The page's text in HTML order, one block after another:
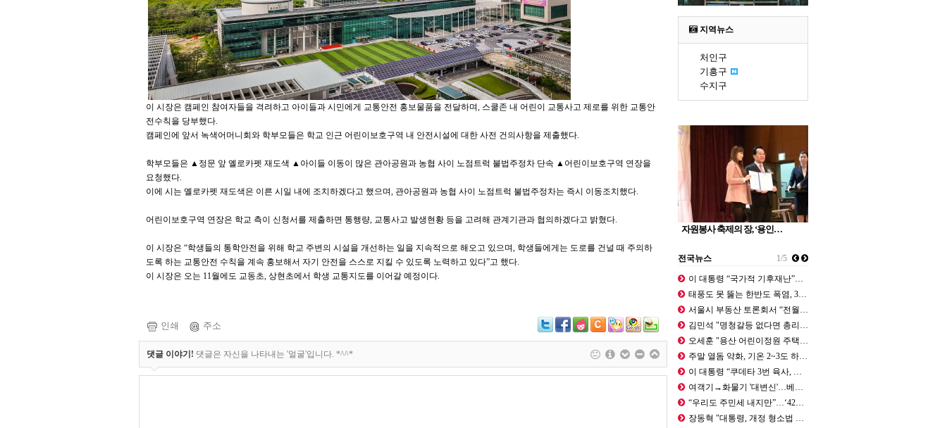
지역뉴스
처인구
기흥구
수지구
자원봉사 축제의 장, ‘용인…
1/5
전국뉴스
이 대통령 “국가적 기후재난”…폭염 …
태풍도 못 뚫는 한반도 폭염, 3개 …
서울시 부동산 토론회서 “전월세 매물…
김민석 "명청갈등 없다면 총리 그만뒀…
오세훈 "용산 어린이정원 주택 공급,…
주말 열돔 약화, 기온 2~3도 하강…
이 대통령 “쿠데타 3번 육사, 책임…
여객기→화물기 '대변신'…베일 벗은 …
“우리도 주민세 내지만”…‘42도’ …
장동혁 "대통령, 개정 형소법 안 읽…
이 시장은 캠페인 참여자들을 격려하고 아이들과 시민에게 교통안전 홍보물품을 전달하며, 스쿨존 내 어린이 교통사고 제로를 위한 교통안
전수칙을 당부했다.
캠페인에 앞서 녹색어머니회와 학부모들은 학교 인근 어린이보호구역 내 안전시설에 대한 사전 건의사항을 제출했다.
학부모들은 ▲정문 앞 옐로카펫 재도색 ▲아이들 이동이 많은 관아공원과 농협 사이 노점트럭 불법주정차 단속 ▲어린이보호구역 연장을
요청했다.
이에 시는 옐로카펫 재도색은 이른 시일 내에 조치하겠다고 했으며, 관아공원과 농협 사이 노점트럭 불법주정차는 즉시 이동조치했다.
어린이보호구역 연장은 학교 측이 신청서를 제출하면 통행량, 교통사고 발생현황 등을 고려해 관계기관과 협의하겠다고 밝혔다.
이 시장은 “학생들의 통학안전을 위해 학교 주변의 시설을 개선하는 일을 지속적으로 해오고 있으며, 학생들에게는 도로를 건널 때 주의하
도록 하는 교통안전 수칙을 계속 홍보해서 자기 안전을 스스로 지킬 수 있도록 노력하고 있다”고 했다.
이 시장은 오는 11월에도 교동초, 상현초에서 학생 교통지도를 이어갈 예정이다.
인쇄 주소
댓글 이야기! 댓글은 자신을 나타내는 '얼굴'입니다. *^^*